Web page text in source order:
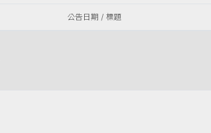
公告日期 / 標題